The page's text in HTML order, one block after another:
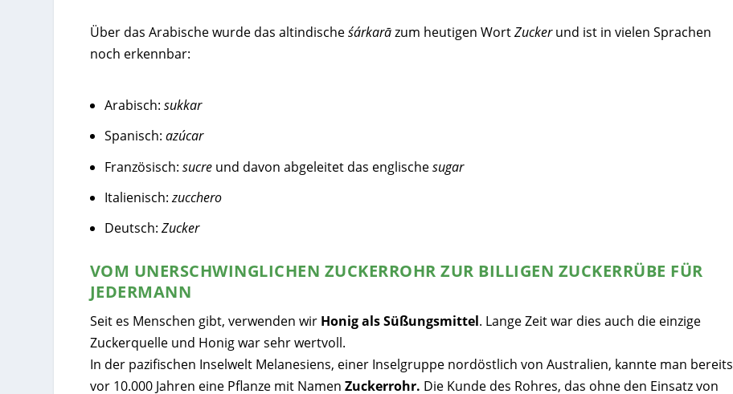
Über das Arabische wurde das altindischeśárkarāzum heutigen WortZuckerund ist in vielen Sprachen
noch erkennbar:
Arabisch:sukkar
Spanisch:azúcar
Französisch:sucre und davon abgeleitet das englischesugar
Italienisch:zucchero
Deutsch:Zucker
VOM UNERSCHWINGLICHEN ZUCKERROHR ZUR BILLIGEN ZUCKERRÜBE FÜR
JEDERMANN
Seit es Menschen gibt, verwenden wir Honig als Süßungsmittel. Lange Zeit war dies auch die einzige
Zuckerquelle und Honig war sehr wertvoll.
In der pazifischen Inselwelt Melanesiens, einer Inselgruppe nordöstlich von Australien, kannte man bereits
vor 10.000 Jahren eine Pflanze mit Namen Zuckerrohr. Die Kunde des Rohres, das ohne den Einsatz von